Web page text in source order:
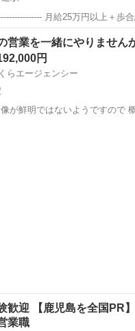
月給25万円以上＋歩合
～22万7500円＋歩合給＋報奨
いづろ通駅 その他
営業を一緒にやりません
円
らエージェンシー
歓迎 【鹿児島を全国PR
業職